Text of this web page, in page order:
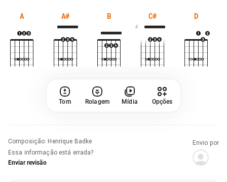
A A# B C#
4
D
Tom Rolagem Mídia Opções
Composição: Henrique Badke
Essa informação está errada?
Enviar revisão
Envio por